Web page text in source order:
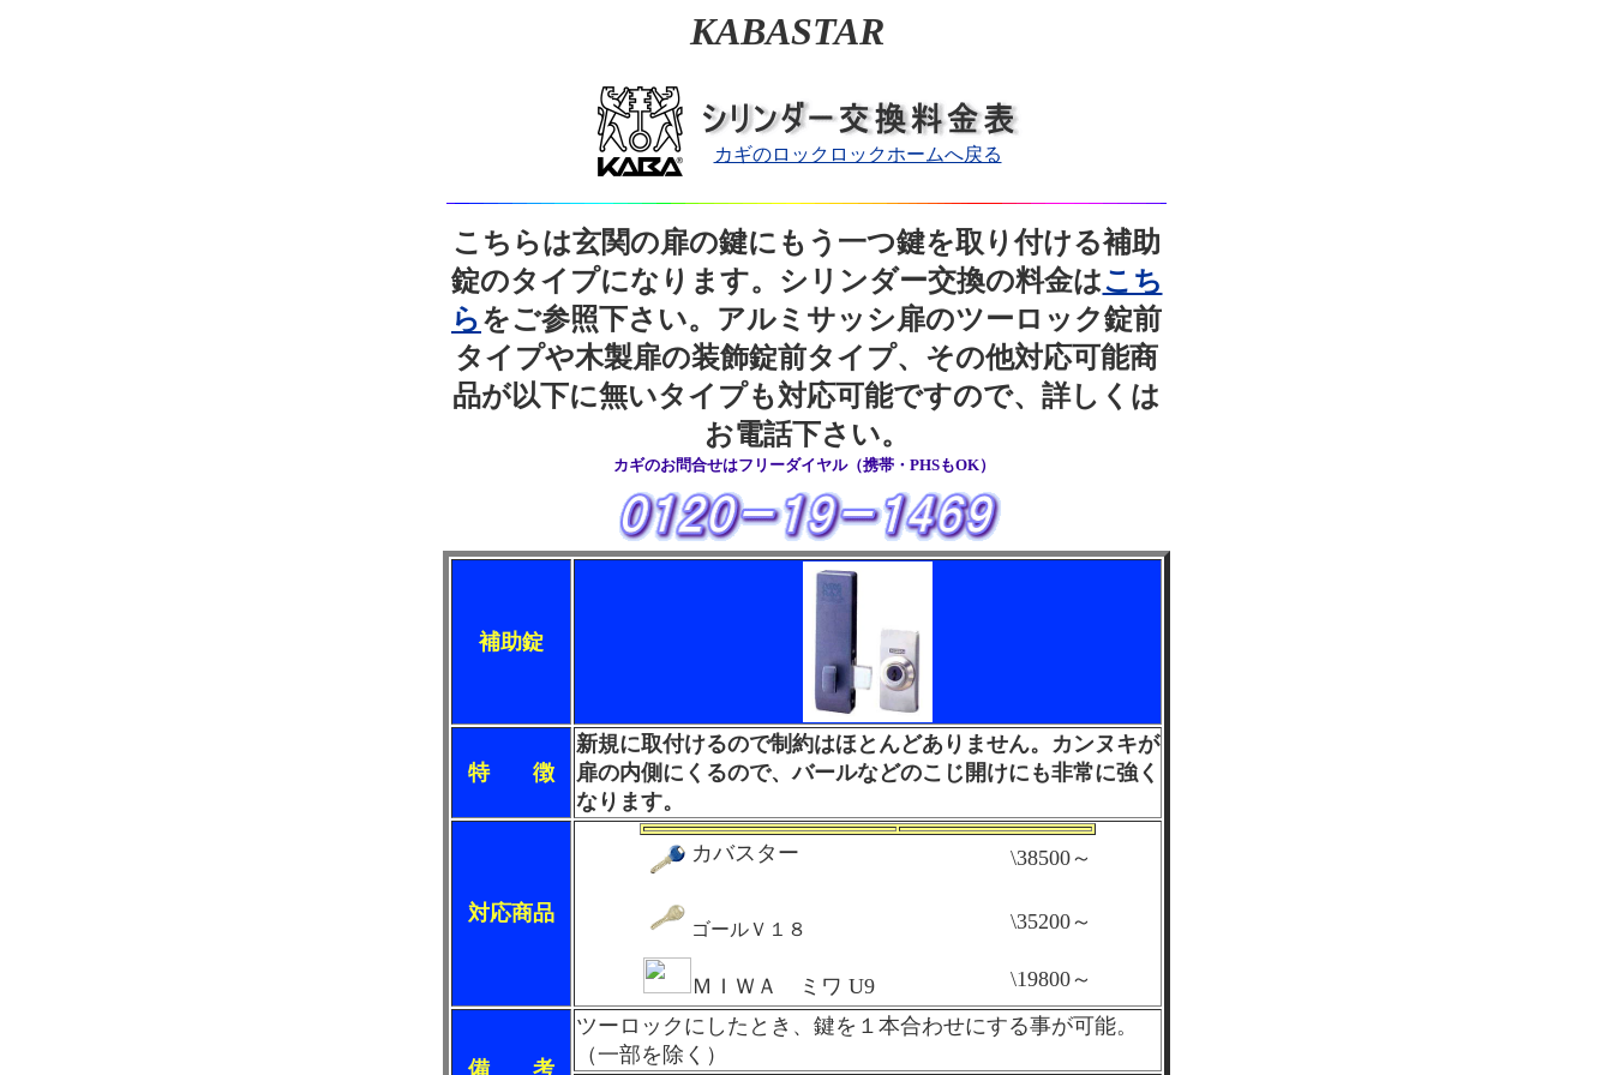
KABASTAR
カギのロックロックホームへ戻る
こちらは玄関の扉の鍵にもう一つ鍵を取り付ける補助
錠のタイプになります。シリンダー交換の料金はこち
らをご参照下さい。アルミサッシ扉のツーロック錠前
タイプや木製扉の装飾錠前タイプ、その他対応可能商
品が以下に無いタイプも対応可能ですので、詳しくは
お電話下さい。
カギのお問合せはフリーダイヤル（携帯・PHSもOK）
補助錠
特 徴
新規に取付けるので制約はほとんどありません。カンヌキが
扉の内側にくるので、バールなどのこじ開けにも非常に強く
なります。
対応商品
カバスター \38500～
ゴールＶ１８ \35200～
ＭＩＷＡ ミワ U9 \19800～
備 考
ツーロックにしたとき、鍵を１本合わせにする事が可能。
（一部を除く）